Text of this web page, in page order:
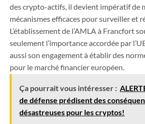
des crypto-actifs, il devient impératif de
mécanismes efficaces pour surveiller et
L’établissement de l’AMLA à Francfort
seulement l’importance accordée par
aussi son engagement à établir des
pour le marché financier européen.
Ça pourrait vous intéresser :
de défense prédisent des
désastreuses pour les cryptos!